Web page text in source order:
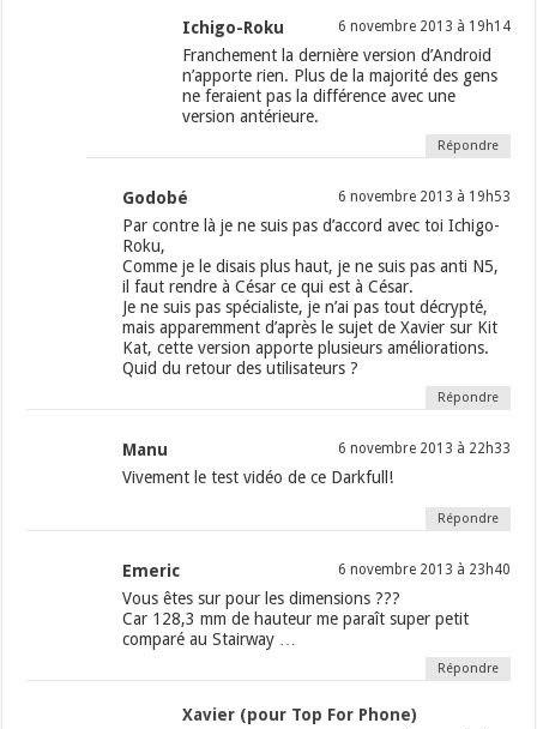
Ichigo-Roku 6 novembre 2013 à 19h14
Franchement la dernière version d’Android
n’apporte rien. Plus de la majorité des gens
ne feraient pas la différence avec une
version antérieure.
Répondre
Godobé 6 novembre 2013 à 19h53
Par contre là je ne suis pas d’accord avec toi Ichigo-
Roku,
Comme je le disais plus haut, je ne suis pas anti N5,
il faut rendre à César ce qui est à César.
Je ne suis pas spécialiste, je n’ai pas tout décrypté,
mais apparemment d’après le sujet de Xavier sur Kit
Kat, cette version apporte plusieurs améliorations.
Quid du retour des utilisateurs ?
Répondre
Manu 6 novembre 2013 à 22h33
Vivement le test vidéo de ce Darkfull!
Répondre
Emeric 6 novembre 2013 à 23h40
Vous êtes sur pour les dimensions ???
Car 128,3 mm de hauteur me paraît super petit
comparé au Stairway …
Répondre
Xavier (pour Top For Phone)